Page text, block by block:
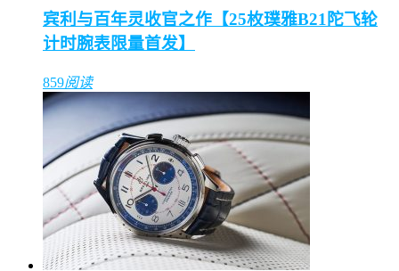
宾利与百年灵收官之作【25枚璞雅B21陀飞轮
计时腕表限量首发】
859阅读